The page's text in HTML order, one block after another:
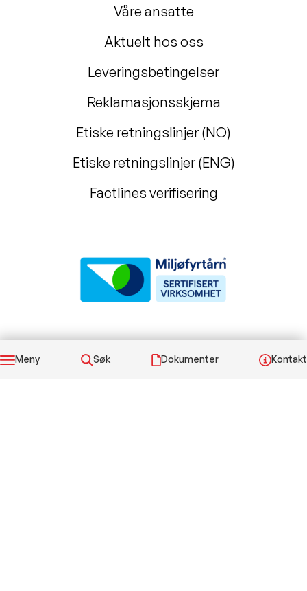
Våre ansatte
Aktuelt hos oss
Leveringsbetingelser
Reklamasjonsskjema
Etiske retningslinjer (NO)
Etiske retningslinjer (ENG)
Factlines verifisering
Meny Søk Dokumenter Kontakt